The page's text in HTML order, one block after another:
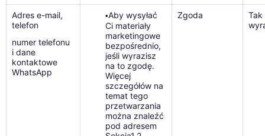
Adres e-mail,
telefon
numer telefonu
i dane
kontaktowe
WhatsApp
•Aby wysyłać
Ci materiały
marketingowe
bezpośrednio,
jeśli wyrazisz
na to zgodę.
Więcej
szczegółów na
temat tego
przetwarzania
można znaleźć
pod adresem
Zgoda
Tak